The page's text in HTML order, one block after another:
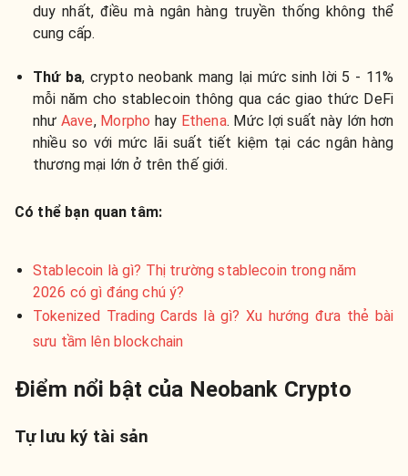
duy nhất, điều mà ngân hàng truyền thống không thể
cung cấp.
Thứ ba, crypto neobank mang lại mức sinh lời 5 - 11%
mỗi năm cho stablecoin thông qua các giao thức DeFi
như Aave, Morpho hay Ethena. Mức lợi suất này lớn hơn
nhiều so với mức lãi suất tiết kiệm tại các ngân hàng
thương mại lớn ở trên thế giới.
Có thể bạn quan tâm:
Stablecoin là gì? Thị trường stablecoin trong năm
2026 có gì đáng chú ý?
Tokenized Trading Cards là gì? Xu hướng đưa thẻ bài
sưu tầm lên blockchain
Điểm nổi bật của Neobank Crypto
Tự lưu ký tài sản